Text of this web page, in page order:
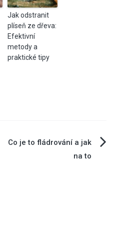
Jak odstranit
plíseň ze dřeva:
Efektivní
metody a
praktické tipy
Co je to fládrování a jak
na to